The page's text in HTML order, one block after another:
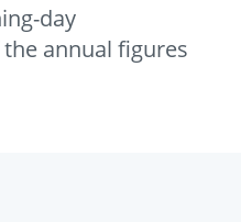
day
annual figures